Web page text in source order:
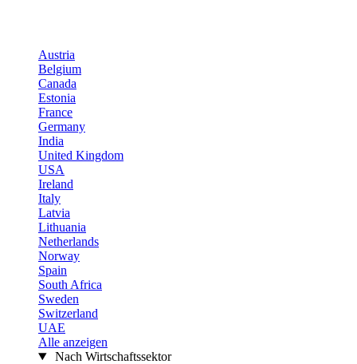
Austria
Belgium
Canada
Estonia
France
Germany
India
United Kingdom
USA
Ireland
Italy
Latvia
Lithuania
Netherlands
Norway
Spain
South Africa
Sweden
Switzerland
UAE
Alle anzeigen
Nach Wirtschaftssektor